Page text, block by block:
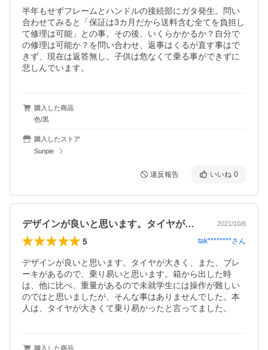
半年もせずフレームとハンドルの接続部にガタ発生。問い
合わせてみると「保証は3カ月だから送料含む全てを負担し
て修理は可能」との事。その後、いくらかかるか？自分で
の修理は可能か？を問い合わせ、返事はくるが直す事はで
きず、現在は返答無し。子供は危なくて乗る事ができずに
悲しんでいます。
購入した商品
色/黒
購入したストア
Sunpie
違反報告 いいね 0
デザインが良いと思います。タイヤが大き… 2021/10/8
5 tak********さん
デザインが良いと思います。タイヤが大きく、また、ブレ
ーキがあるので、乗り易いと思います。箱から出した時
は、他に比べ、重量があるので未就学生には操作が難しい
のではと思いましたが、そんな事はありませんでした。本
人は、タイヤが大きくて乗り易かったと言ってました。
購入した商品